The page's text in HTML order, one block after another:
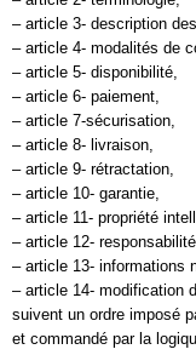
– article 3- description
– article 4- modalités de
– article 5- disponibilité,
– article 6- paiement,
– article 7-sécurisation,
– article 8- livraison,
– article 9- rétractation,
– article 10- garantie,
– article 11- propriété
– article 12-
– article 13- informations
– article 14- modification
suivent un ordre imposé
et commandé par la